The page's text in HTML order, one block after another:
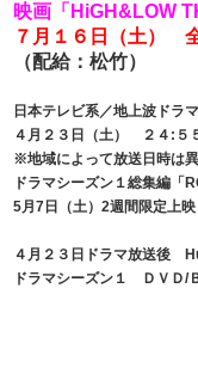
映画「HiGH&LOW
７月１６日（土）
（配給：松竹）
日本テレビ系／地上波ドラ
４月２３日（土） ２４:５
※地域によって放送日時は異
ドラマシーズン１総集編「
5月7日（土）2週間限定上映
４月２３日ドラマ放送後
ドラマシーズン１ ＤＶＤ/